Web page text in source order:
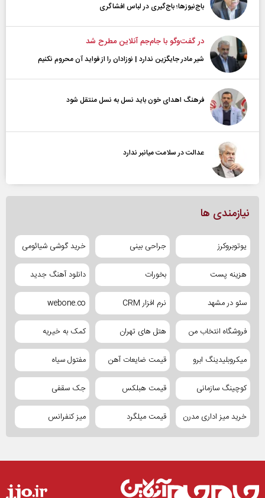
باج‌نیوزها؛ باج‌گیری در لباس افشاگری
در گفت‌و‌گو با جام‌جم آنلاین مطرح شد
شیر مادر جایگزین ندارد | نوزادان را از فواید آن محروم نکنیم
فرهنگ اهدای خون باید نسل به نسل منتقل شود
عدالت در سلامت میانبر ندارد
نیازمندی ها
یوتوبروکرز جراحی بینی خرید گوشی شیائومی
هزینه پست بخورات دانلود آهنگ جدید
سئو در مشهد نرم افزار CRM webone.co
فروشگاه انتخاب من هتل های تهران کمک به خیریه
میکروبلیدینگ ابرو قیمت ضایعات آهن مفتول سیاه
کوچینگ سازمانی قیمت هبلکس جک سقفی
خرید میز اداری مدرن قیمت میلگرد میز کنفرانس